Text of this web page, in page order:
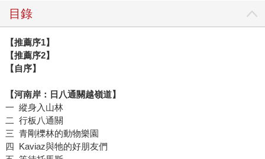
目錄
【推薦序1】
【推薦序2】
【自序】
【河南岸：日八通關越嶺道】
一 縱身入山林
二 行板八通關
三 青剛櫟林的動物樂園
四 Kaviaz與牠的好朋友們